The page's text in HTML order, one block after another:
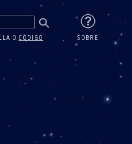
O CÓDIGO
SOBRE